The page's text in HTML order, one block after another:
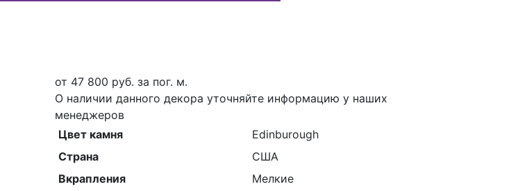
от 47 800 руб. за пог. м.
О наличии данного декора уточняйте информацию у наших
менеджеров
Цвет камня
Edinburough
Страна
США
Вкрапления
Мелкие